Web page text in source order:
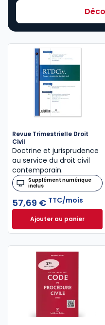
Revue Trimestrielle Droit
Civil
Doctrine et jurisprudence
au service du droit civil
contemporain.
Supplément numérique
inclus
57,69 € TTC/mois
Ajouter au panier
Revue